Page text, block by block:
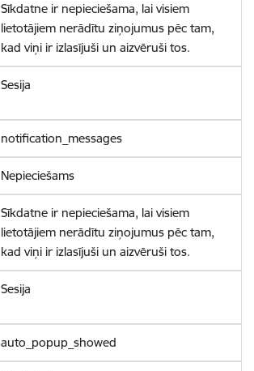
Sīkdatne ir nepieciešama, lai visiem
lietotājiem nerādītu ziņojumus pēc tam,
kad viņi ir izlasījuši un aizvēruši tos.
Sesija
notification_messages
Nepieciešams
Sīkdatne ir nepieciešama, lai visiem
lietotājiem nerādītu ziņojumus pēc tam,
kad viņi ir izlasījuši un aizvēruši tos.
Sesija
auto_popup_showed